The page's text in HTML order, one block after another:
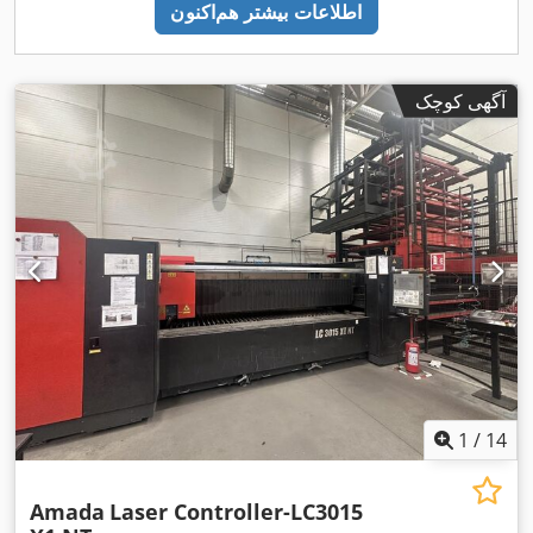
اطلاعات بیشتر هم‌اکنون
آگهی کوچک
1 / 14
Amada Laser Controller-LC3015